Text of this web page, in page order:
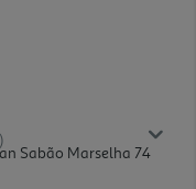
Sabão Marselha 74